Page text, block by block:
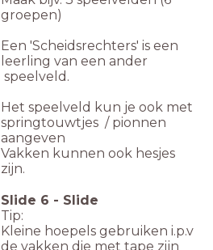
groepen)
Een 'Scheidsrechters' is een
leerling van een ander
speelveld.
Het speelveld kun je ook met
springtouwtjes / pionnen
aangeven
Vakken kunnen ook hesjes
zijn.
Slide 6 - Slide
Tip:
Kleine hoepels gebruiken i.p.v
de vakken die met tape zijn